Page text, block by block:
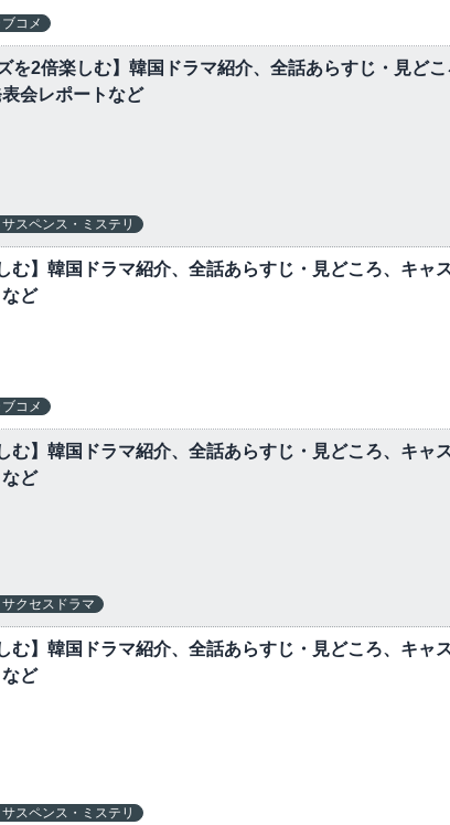
コメ
を2倍楽しむ】韓国ドラマ紹介、全話あらすじ・見ど
会レポートなど
スペンス・ミステリ
む】韓国ドラマ紹介、全話あらすじ・見どころ、キャ
ど
コメ
む】韓国ドラマ紹介、全話あらすじ・見どころ、キャ
ど
クセスドラマ
む】韓国ドラマ紹介、全話あらすじ・見どころ、キャ
ど
スペンス・ミステリ